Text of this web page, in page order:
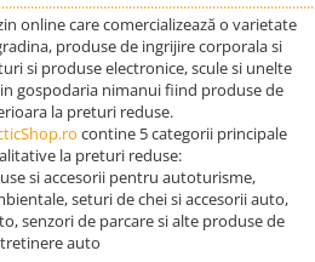
online care comercializează o varietate
produse de ingrijire corporala si
si produse electronice, scule si unelte
gospodaria nimanui fiind produse de
la preturi reduse.
contine 5 categorii principale
la preturi reduse:
si accesorii pentru autoturisme,
seturi de chei si accesorii auto,
senzori de parcare si alte produse de
auto